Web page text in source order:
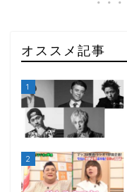
オススメ記事
1
2